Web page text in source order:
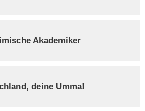
Akademiker
deine Umma!